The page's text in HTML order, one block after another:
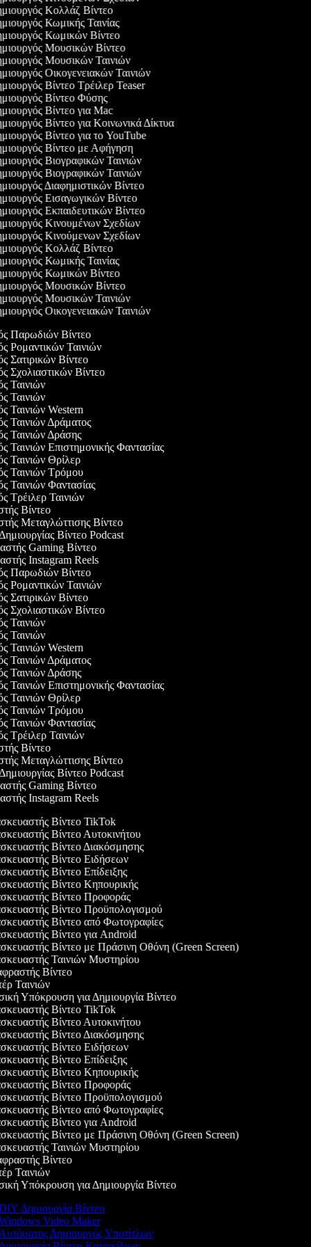
Κολλάζ Βίντεο
Κωμικής Ταινίας
Κωμικών Βίντεο
Μουσικών Βίντεο
Μουσικών Ταινιών
Οικογενειακών Ταινιών
Βίντεο Τρέιλερ Teaser
Βίντεο Φύσης
Βίντεο για Mac
Βίντεο για Κοινωνικά Δίκτυα
Βίντεο για το YouTube
Βίντεο με Αφήγηση
Βιογραφικών Ταινιών
Βιογραφικών Ταινιών
Διαφημιστικών Βίντεο
Εισαγωγικών Βίντεο
Εκπαιδευτικών Βίντεο
Κινουμένων Σχεδίων
Κινούμενων Σχεδίων
Κολλάζ Βίντεο
Κωμικής Ταινίας
Κωμικών Βίντεο
Μουσικών Βίντεο
Μουσικών Ταινιών
Οικογενειακών Ταινιών
Παρωδιών Βίντεο
Ρομαντικών Ταινιών
Σατιρικών Βίντεο
Σχολιαστικών Βίντεο
Ταινιών
Ταινιών
Ταινιών Western
Ταινιών Δράματος
Ταινιών Δράσης
Ταινιών Επιστημονικής Φαντασίας
Ταινιών Θρίλερ
Ταινιών Τρόμου
Ταινιών Φαντασίας
Τρέιλερ Ταινιών
Βίντεο
Μεταγλώττισης Βίντεο
Βίντεο Podcast
Gaming Βίντεο
Instagram Reels
Παρωδιών Βίντεο
Ρομαντικών Ταινιών
Σατιρικών Βίντεο
Σχολιαστικών Βίντεο
Ταινιών
Ταινιών
Ταινιών Western
Ταινιών Δράματος
Ταινιών Δράσης
Ταινιών Επιστημονικής Φαντασίας
Ταινιών Θρίλερ
Ταινιών Τρόμου
Ταινιών Φαντασίας
Τρέιλερ Ταινιών
Βίντεο
Μεταγλώττισης Βίντεο
Βίντεο Podcast
Gaming Βίντεο
Instagram Reels
Βίντεο TikTok
Βίντεο Αυτοκινήτου
Βίντεο Διακόσμησης
Βίντεο Ειδήσεων
Βίντεο Επίδειξης
Βίντεο Κηπουρικής
Βίντεο Προφοράς
Βίντεο Προϋπολογισμού
Βίντεο από Φωτογραφίες
Βίντεο για Android
Βίντεο με Πράσινη Οθόνη (Green Screen)
Ταινιών Μυστηρίου
Βίντεο
Ταινιών
Υπόκρουση για Δημιουργία Βίντεο
Βίντεο TikTok
Βίντεο Αυτοκινήτου
Βίντεο Διακόσμησης
Βίντεο Ειδήσεων
Βίντεο Επίδειξης
Βίντεο Κηπουρικής
Βίντεο Προφοράς
Βίντεο Προϋπολογισμού
Βίντεο από Φωτογραφίες
Βίντεο για Android
Βίντεο με Πράσινη Οθόνη (Green Screen)
Ταινιών Μυστηρίου
Βίντεο
Ταινιών
Υπόκρουση για Δημιουργία Βίντεο
Δημιουργία Βίντεο
Video Maker
Δημιουργός Υποτίτλων